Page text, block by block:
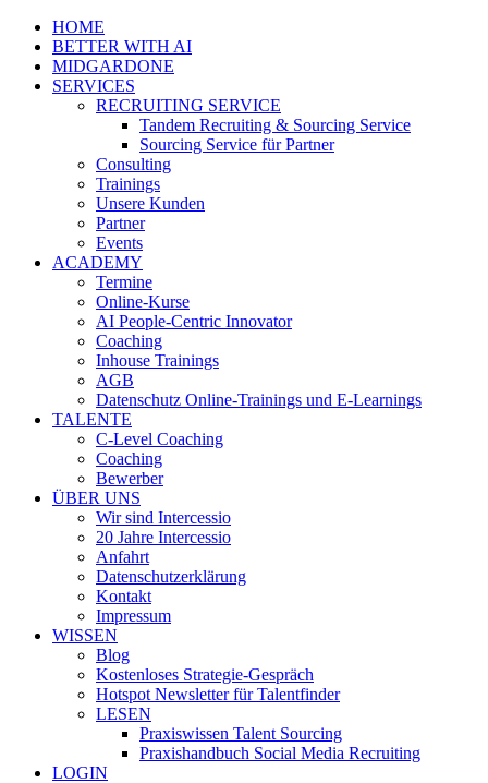
HOME
BETTER WITH AI
MIDGARDONE
SERVICES
RECRUITING SERVICE
Tandem Recruiting & Sourcing Service
Sourcing Service für Partner
Consulting
Trainings
Unsere Kunden
Partner
Events
ACADEMY
Termine
Online-Kurse
AI People-Centric Innovator
Coaching
Inhouse Trainings
AGB
Datenschutz Online-Trainings und E-Learnings
TALENTE
C-Level Coaching
Coaching
Bewerber
ÜBER UNS
Wir sind Intercessio
20 Jahre Intercessio
Anfahrt
Datenschutzerklärung
Kontakt
Impressum
WISSEN
Blog
Kostenloses Strategie-Gespräch
Hotspot Newsletter für Talentfinder
LESEN
Praxiswissen Talent Sourcing
Praxishandbuch Social Media Recruiting
LOGIN